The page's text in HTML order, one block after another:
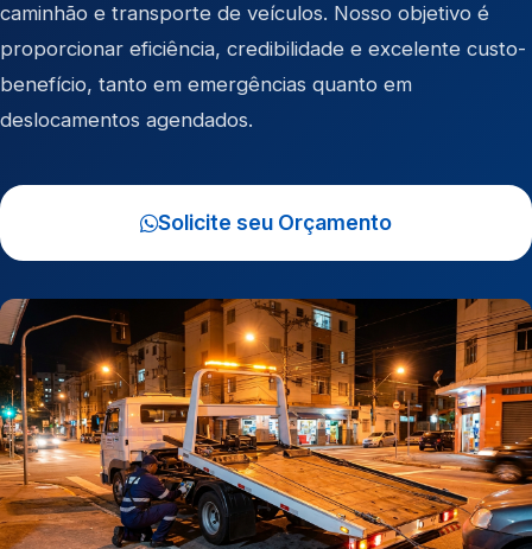
caminhão e transporte de veículos. Nosso objetivo é
proporcionar eficiência, credibilidade e excelente custo-
benefício, tanto em emergências quanto em
deslocamentos agendados.
Solicite seu Orçamento